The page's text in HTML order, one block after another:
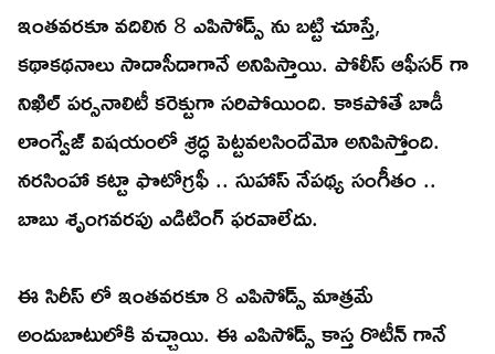
ఇంతవరకూ వదిలిన 8 ఎపిసోడ్స్ ను బట్టి చూస్తే,
కథాకథనాలు సాదాసీదాగానే అనిపిస్తాయి. పోలీస్ ఆఫీసర్ గా
నిఖిల్ పర్సనాలిటీ కరెక్టుగా సరిపోయింది. కాకపోతే బాడీ
లాంగ్వేజ్ విషయంలో శ్రద్ధ పెట్టవలసిందేమో అనిపిస్తోంది.
నరసింహా కట్టా ఫొటోగ్రఫీ .. సుహాస్ నేపథ్య సంగీతం ..
బాబు శృంగవరపు ఎడిటింగ్ ఫరవాలేదు.
ఈ సిరీస్ లో ఇంతవరకూ 8 ఎపిసోడ్స్ మాత్రమే
అందుబాటులోకి వచ్చాయి. ఈ ఎపిసోడ్స్ కాస్త రొటీన్ గానే